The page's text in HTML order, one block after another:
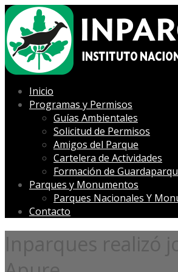
Inicio
Programas y Permisos
Guías Ambientales
Solicitud de Permisos
Amigos del Parque
Cartelera de Actividades
Formación de
Parques y Monumentos
Parques Nacionales Y
Contacto
Inparques realizó